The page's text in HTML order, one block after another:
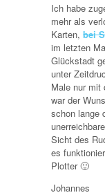
Ich habe
mehr als
Karten, bei
im letzten
Glückstadt
unter
Male nur mit
war der
schon lange
Sicht des
es
Plotter 🙂
Johannes